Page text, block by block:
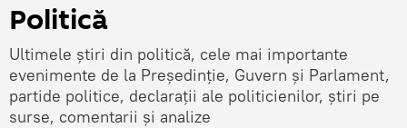
Politică
Ultimele știri din politică, cele mai importante
evenimente de la Președinție, Guvern și Parlament,
partide politice, declarații ale politicienilor, știri pe
surse, comentarii și analize